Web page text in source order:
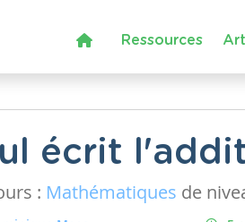
Ressources
écrit
: Mathématiques de